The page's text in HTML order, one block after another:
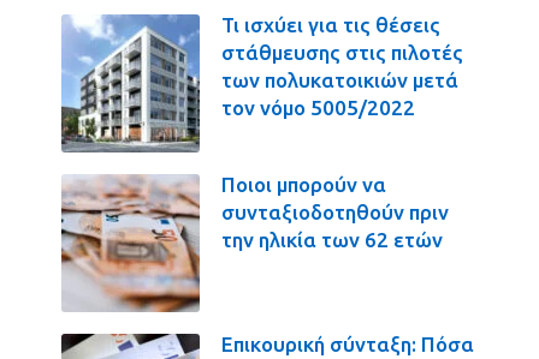
Τι ισχύει για τις θέσεις
στάθμευσης στις πιλοτές
των πολυκατοικιών μετά
τον νόμο 5005/2022
Ποιοι μπορούν να
συνταξιοδοτηθούν πριν
την ηλικία των 62 ετών
Επικουρική σύνταξη: Πόσα